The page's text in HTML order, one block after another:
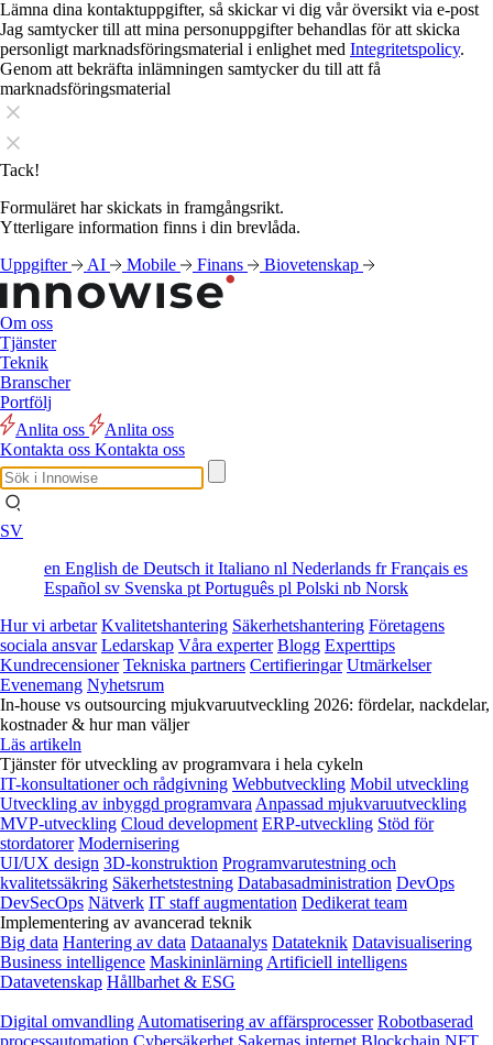
Lämna dina kontaktuppgifter, så skickar vi dig vår översikt via e-post
Jag samtycker till att mina personuppgifter behandlas för att skicka
personligt marknadsföringsmaterial i enlighet med Integritetspolicy.
Genom att bekräfta inlämningen samtycker du till att få
marknadsföringsmaterial
Tack!
Formuläret har skickats in framgångsrikt.
Ytterligare information finns i din brevlåda.
Uppgifter
AI Mobile Finans Biovetenskap
Om oss
Tjänster
Teknik
Branscher
Portfölj
Anlita oss
Anlita oss
Kontakta oss Kontakta oss
SV
en English de Deutsch it Italiano nl Nederlands frFrançais es
Español sv Svenska pt Português pl Polski nb Norsk
Hur vi arbetar Kvalitetshantering Säkerhetshantering Företagens
sociala ansvar Ledarskap Våra experter Blogg Experttips
Kundrecensioner Tekniska partners Certifieringar Utmärkelser
Evenemang Nyhetsrum
In-house vs outsourcing mjukvaruutveckling 2026: fördelar, nackdelar,
kostnader & hur man väljer
Läs artikeln
Tjänster för utveckling av programvara i hela cykeln
IT-konsultationer och rådgivning Webbutveckling Mobil utveckling
Utveckling av inbyggd programvara Anpassad mjukvaruutveckling
MVP-utveckling Cloud development ERP-utveckling Stöd för
stordatorer Modernisering
UI/UX design 3D-konstruktion Programvarutestning och
kvalitetssäkring Säkerhetstestning Databasadministration DevOps
DevSecOps Nätverk IT staff augmentation Dedikerat team
Implementering av avancerad teknik
Big data Hantering av data Dataanalys Datateknik Datavisualisering
Business intelligence Maskininlärning Artificiell intelligens
Datavetenskap Hållbarhet & ESG
Digital omvandling Automatisering av affärsprocesser Robotbaserad
processautomation Cybersäkerhet Sakernas internet Blockchain NFT